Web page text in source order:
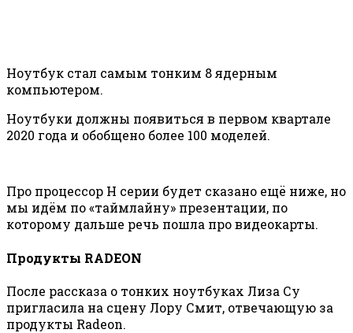
Ноутбук стал самым тонким 8 ядерным
компьютером.
Ноутбуки должны появиться в первом квартале
2020 года и обобщено более 100 моделей.
Про процессор H серии будет сказано ещё ниже, но
мы идём по «таймлайну» презентации, по
которому дальше речь пошла про видеокарты.
Продукты RADEON
После рассказа о тонких ноутбуках Лиза Су
пригласила на сцену Лору Смит, отвечающую за
продукты Radeon.